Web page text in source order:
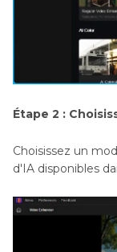
Étape 2 :
Choisissez un
d'IA disponibles